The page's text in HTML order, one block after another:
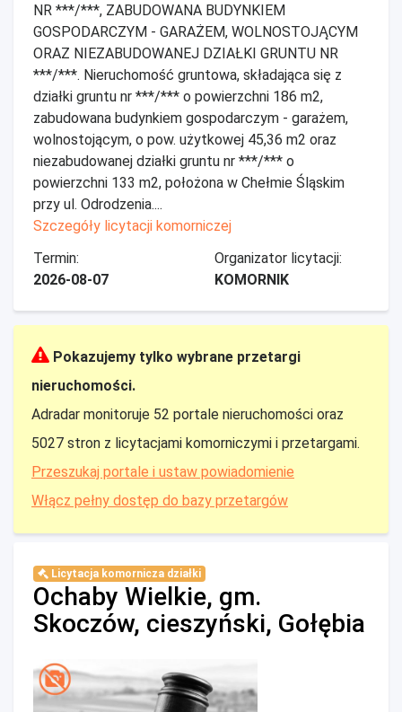
NR ***/***, ZABUDOWANA BUDYNKIEM
GOSPODARCZYM - GARAŻEM, WOLNOSTOJĄCYM
ORAZ NIEZABUDOWANEJ DZIAŁKI GRUNTU NR
***/***. Nieruchomość gruntowa, składająca się z
działki gruntu nr ***/*** o powierzchni 186 m2,
zabudowana budynkiem gospodarczym - garażem,
wolnostojącym, o pow. użytkowej 45,36 m2 oraz
niezabudowanej działki gruntu nr ***/*** o
powierzchni 133 m2, położona w Chełmie Śląskim
przy ul. Odrodzenia....
Szczegóły licytacji komorniczej
Termin:
2026-08-07
Organizator licytacji:
KOMORNIK
Pokazujemy tylko wybrane przetargi
nieruchomości.
Adradar monitoruje 52 portale nieruchomości oraz
5027 stron z licytacjami komorniczymi i przetargami.
Przeszukaj portale i ustaw powiadomienie
Włącz pełny dostęp do bazy przetargów
Licytacja komornicza działki
Ochaby Wielkie, gm.
Skoczów, cieszyński, Gołębia